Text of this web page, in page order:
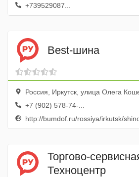
+739529087...
Best-шина
Россия, Иркутск, улица Олега
+7 (902) 578-74-...
http://bumdof.ru/rossiya/irkutsk/shinomontazh/best-
Торгово-
Техноцентр